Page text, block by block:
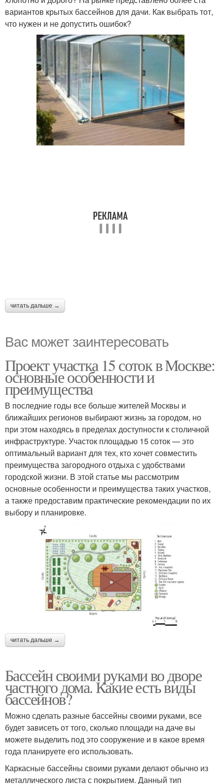
вариантов крытых бассейнов для дачи. Как выбрать тот,
что нужен и не допустить ошибок?
читать дальше →
Вас может заинтересовать
Проект участка 15 соток в Москве:
основные особенности и
преимущества
В последние годы все больше жителей Москвы и
ближайших регионов выбирают жизнь за городом, но
при этом находясь в пределах доступности к столичной
инфраструктуре. Участок площадью 15 соток — это
оптимальный вариант для тех, кто хочет совместить
преимущества загородного отдыха с удобствами
городской жизни. В этой статье мы рассмотрим
основные особенности и преимущества таких участков,
а также предоставим практические рекомендации по их
выбору и планировке.
читать дальше →
Бассейн своими руками во дворе
частного дома. Какие есть виды
бассейнов?
Можно сделать разные бассейны своими руками, все
будет зависеть от того, сколько площади на даче вы
можете выделить под это сооружение и в какое время
года планируете его использовать.
Каркасные бассейны своими руками делают обычно из
металлического листа с покрытием. Данный тип